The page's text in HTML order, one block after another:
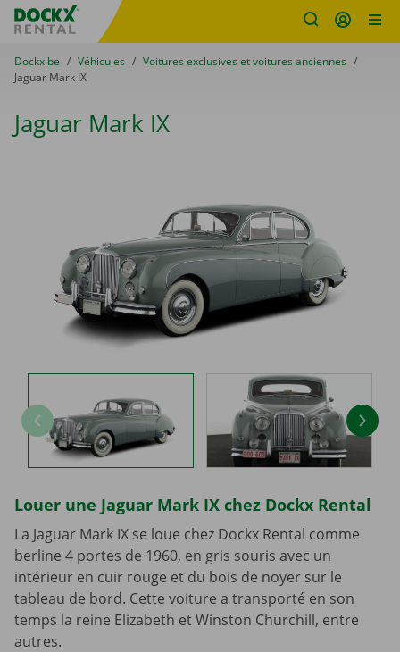
sitename
You are here:
du
Dockx.be to
Véhicules to
Voitures exclusives et voitures anciennes
Jaguar Mark IX
Jaguar Mark IX
Louer une Jaguar Mark IX chez Dockx Rental
La Jaguar Mark IX se loue chez Dockx Rental comme
berline 4 portes de 1960, en gris souris avec un
intérieur en cuir rouge et du bois de noyer sur le
tableau de bord. Cette voiture a transporté en son
temps la reine Elizabeth et Winston Churchill, entre
autres.